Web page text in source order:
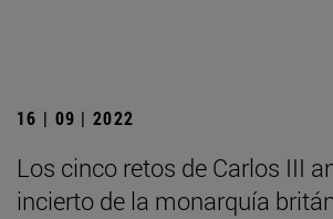
16 | 09 | 2022
Los cinco retos de Carlos III
incierto de la monarquía